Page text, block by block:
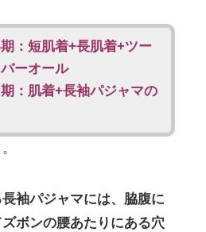
：短肌着+長肌着+ツー
ーオール
：肌着+長袖パジャマの
袖パジャマには、脇腹に
ボンの腰あたりにある穴